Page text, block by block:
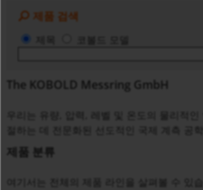
제품 검색
코볼드 모델
The KOBOLD Messring GmbH
우리는 유량, 압력, 레벨 및 온도의 물리적
절하는 데 전문화된 선도적인 국제 계측 공
제품 분류
여기서는 전체의 제품 라인을 살펴볼 수 있습